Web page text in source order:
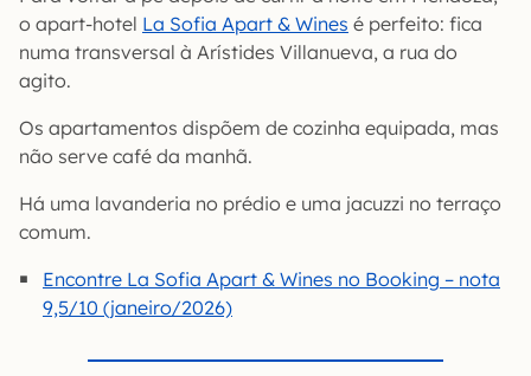
o apart-hotel La Sofia Apart & Wines é perfeito: fica
numa transversal à Arístides Villanueva, a rua do
agito.
Os apartamentos dispõem de cozinha equipada, mas
não serve café da manhã.
Há uma lavanderia no prédio e uma jacuzzi no terraço
comum.
Encontre La Sofia Apart & Wines no Booking – nota
9,5/10 (janeiro/2026)